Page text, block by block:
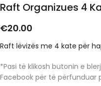
Raft Organizues 4
€20.00
Raft lëvizës me 4 kate për
*Pasi të klikosh butonin e
Facebook për të përfunduar